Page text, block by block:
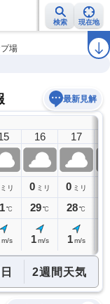
検索 現在地
意報 ラ
場
最新見解
ミリ
℃
m/s
16
0 ミリ
29℃
1 m/s
17
0 ミリ
28℃
1 m/s
2週間天気